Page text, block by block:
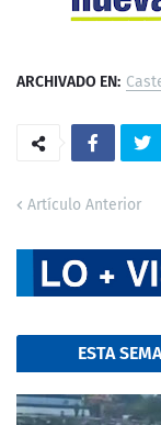
ARCHIVADO EN:
Artículo Anterior
ESTA